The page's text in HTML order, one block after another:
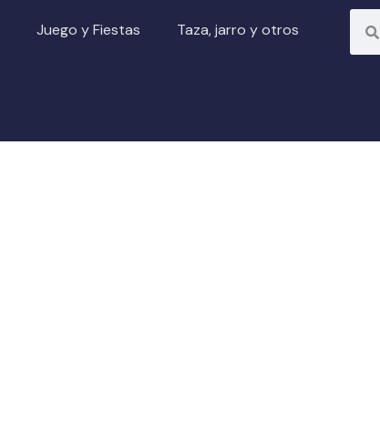
Juego y Fiestas Taza, jarro y otros